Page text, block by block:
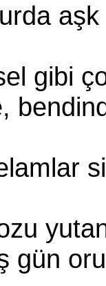
aşk
gibi
gün